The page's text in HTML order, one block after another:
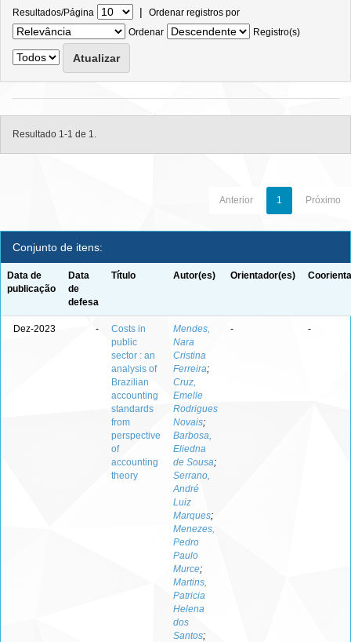
Resultados/Página | Ordenar registros por
Ordenar
Registro(s)
Resultado 1-1 de 1.
Anterior 1 Próximo
Conjunto de itens:
Data de
publicação
Data
de
defesa
Título Autor(es) Orientador(es)
Dez-2023 -
Costs in
public
sector : an
analysis of
Brazilian
accounting
standards
from
perspective
of
accounting
theory
Mendes,
Nara
Cristina
Ferreira;
Cruz,
Emelle
Rodrigues
Novais;
Barbosa,
Eliedna
de Sousa;
Serrano,
André
Luiz
Marques;
Menezes,
Pedro
Paulo
Murce;
Martins,
Patricia
Helena
dos
Santos;
- -